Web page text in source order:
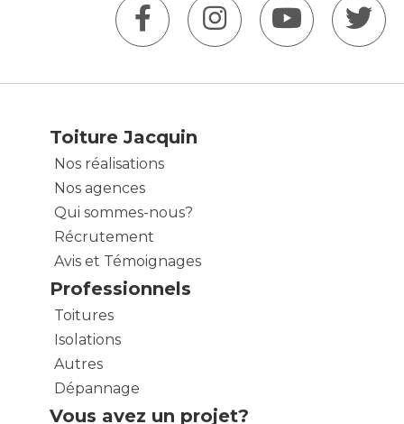
Toiture Jacquin
Nos réalisations
Nos agences
Qui sommes-nous?
Récrutement
Avis et Témoignages
Professionnels
Toitures
Isolations
Autres
Dépannage
Vous avez un projet?